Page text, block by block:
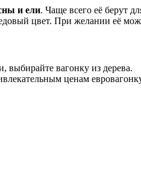
и ели. Чаще всего её берут
цвет. При желании её
выбирайте вагонку из дерева.
ценам